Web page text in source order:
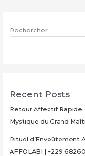
:
68
Rechercher
Recent Posts
Retour Affectif Rapide
Mystique du Grand
Rituel d’Envoûtement
AFFOLABI | +229